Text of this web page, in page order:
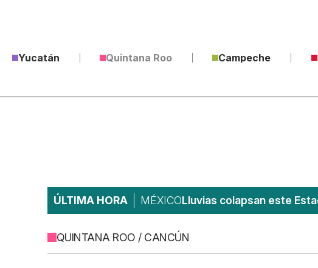
Yucatán Quintana Roo Campeche
ÚLTIMA HORA MÉXICOLluvias colapsan este
QUINTANA ROO / CANCÚN